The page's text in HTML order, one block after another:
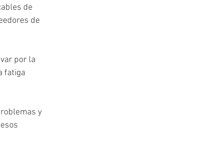
de
de
por la
fatiga
y